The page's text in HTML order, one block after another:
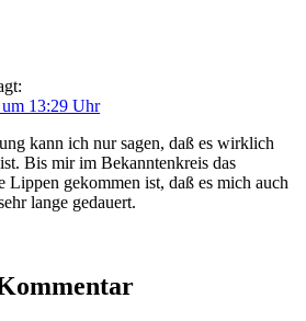
13:29 Uhr
kann ich nur sagen, daß es wirklich
Bis mir im Bekanntenkreis das
Lippen gekommen ist, daß es mich auch
lange gedauert.